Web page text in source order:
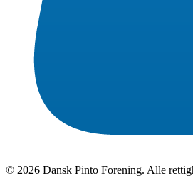
© 2026 Dansk Pinto Forening. Alle